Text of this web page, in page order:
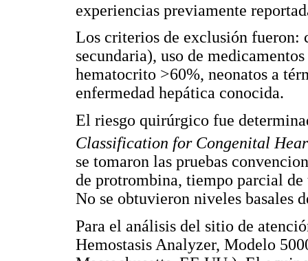
experiencias previamente
Los criterios de exclusión fueron:
secundaria), uso de
hematocrito >60%, neonatos a
enfermedad hepática conocida.
El riesgo quirúrgico fue
Classification for Congenital
se tomaron las pruebas
de protrombina, tiempo parcial
No se obtuvieron niveles basales
Para el análisis del sitio de
Hemostasis Analyzer, Modelo